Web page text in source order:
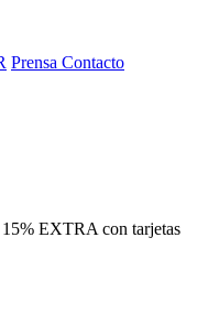
Prensa Contacto
EXTRA con tarjetas